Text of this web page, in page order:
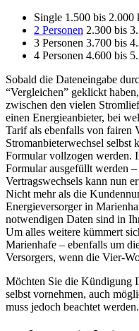
Single 1.500 bis 2.000
2 Personen 2.300 bis
3 Personen 3.700 bis
4 Personen 4.600 bis
Sobald die Dateneingabe
“Vergleichen” geklickt
zwischen den vielen
einen Energieanbieter, bei
Tarif als ebenfalls von fairen
Stromanbieterwechsel selbst
Formular vollzogen werden.
Formular ausgefüllt werden
Vertragswechsels kann nun
Nicht mehr als die
Energieversorger in
notwendigen Daten sind in
Um alles weitere kümmert
Marienhafe – ebenfalls um
Versorgers, wenn die Vier-
Möchten Sie die Kündigung
selbst vornehmen, auch
muss jedoch beachtet werden.